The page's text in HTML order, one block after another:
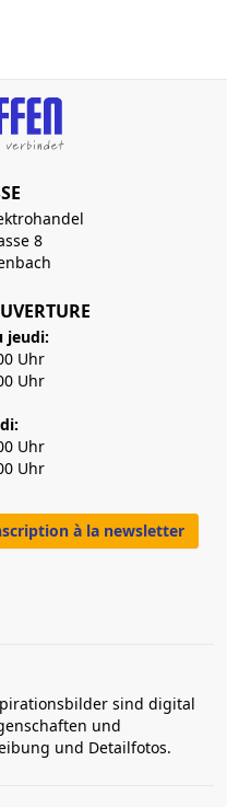
8
jeudi:
Uhr
Uhr
Uhr
Uhr
à la newsletter
sind digital
und
und Detailfotos.